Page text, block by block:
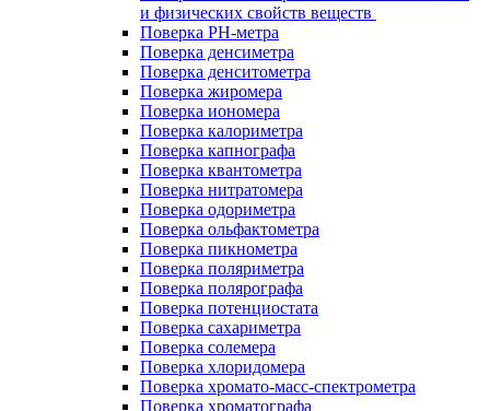
и физических свойств веществ
Поверка PH-метра
Поверка денсиметра
Поверка денситометра
Поверка жиромера
Поверка иономера
Поверка калориметра
Поверка капнографа
Поверка квантометра
Поверка нитратомера
Поверка одориметра
Поверка ольфактометра
Поверка пикнометра
Поверка поляриметра
Поверка полярографа
Поверка потенциостата
Поверка сахариметра
Поверка солемера
Поверка хлоридомера
Поверка хромато-масс-спектрометра
Поверка хроматографа